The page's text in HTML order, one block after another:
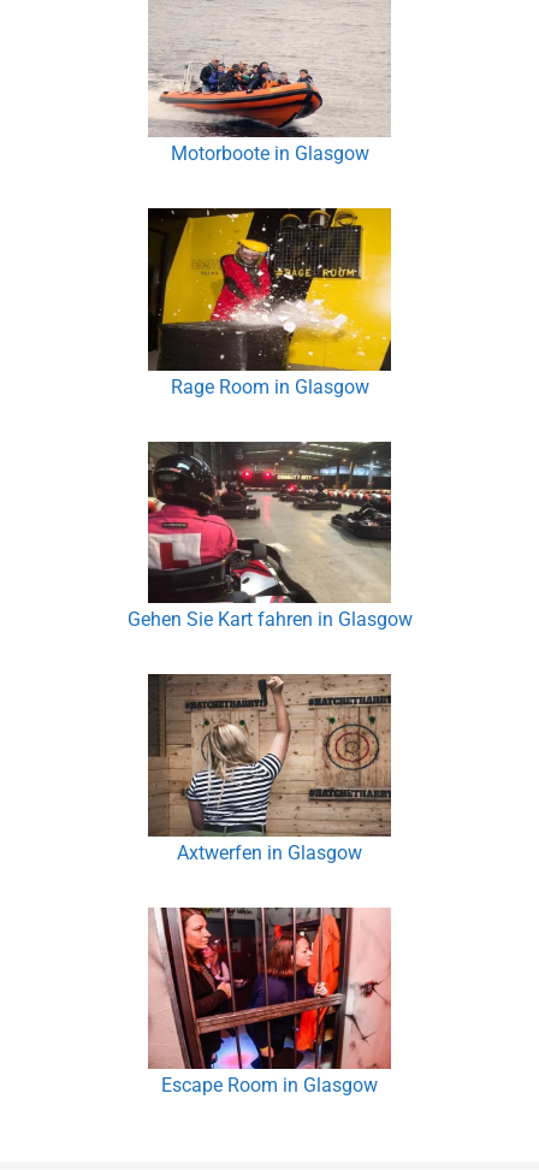
Motorboote in Glasgow
Rage Room in Glasgow
Gehen Sie Kart fahren in Glasgow
Axtwerfen in Glasgow
Escape Room in Glasgow